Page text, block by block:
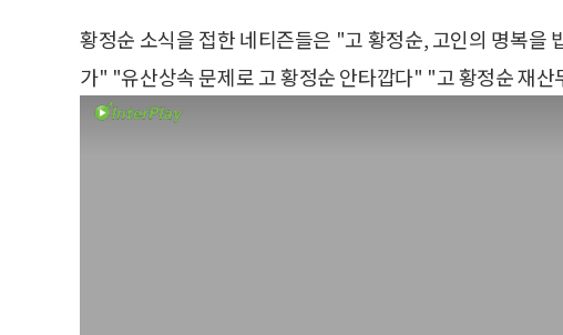
황정순 소식을 접한 네티즌들은 "고 황정순, 고인의 명복을
가" "유산상속 문제로 고 황정순 안타깝다" "고 황정순 재